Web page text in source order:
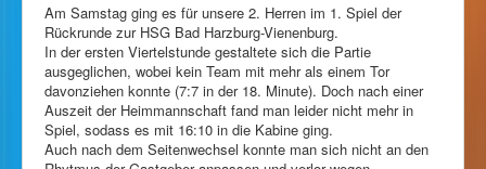
Am Samstag ging es für unsere 2. Herren im 1. Spiel der
Rückrunde zur HSG Bad Harzburg-Vienenburg.
In der ersten Viertelstunde gestaltete sich die Partie
ausgeglichen, wobei kein Team mit mehr als einem Tor
davonziehen konnte (7:7 in der 18. Minute). Doch nach einer
Auszeit der Heimmannschaft fand man leider nicht mehr in
Spiel, sodass es mit 16:10 in die Kabine ging.
Auch nach dem Seitenwechsel konnte man sich nicht an den